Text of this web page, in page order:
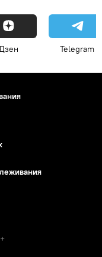
Telegram